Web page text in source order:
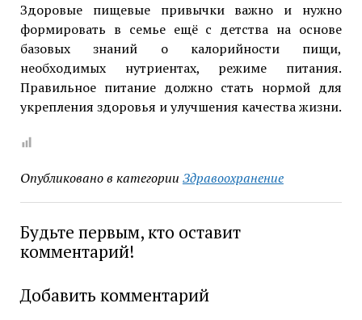
Здоровые пищевые привычки важно и нужно
формировать в семье ещё с детства на основе
базовых знаний о калорийности пищи,
необходимых нутриентах, режиме питания.
Правильное питание должно стать нормой для
укрепления здоровья и улучшения качества жизни.
Опубликовано в категории Здравоохранение
Будьте первым, кто оставит
комментарий!
Добавить комментарий